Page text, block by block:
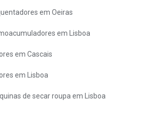
em Oeiras
em Lisboa
em Cascais
em Lisboa
de secar roupa em Lisboa